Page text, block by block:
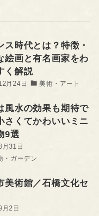
ス時代とは？特徴・
絵画と有名画家をわ
く解説
月24日 美術・アート
風水の効果も期待で
さくてかわいいミニ
9選
31日
・ガーデン
美術館／石橋文化セ
2日